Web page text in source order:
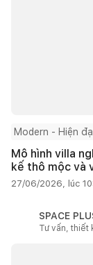
Modern - Hiện
Mô hình villa
kế thô mộc và
27/06/2026, lúc
SPACE
Tư vấn, thiết